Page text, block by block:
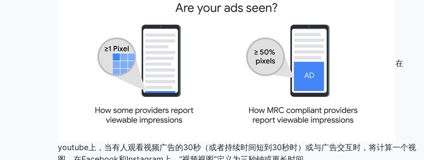
在
youtube上，当有人观看视频广告的30秒（或者持续时间短到30秒时）或与广告交互时，将计算一个视